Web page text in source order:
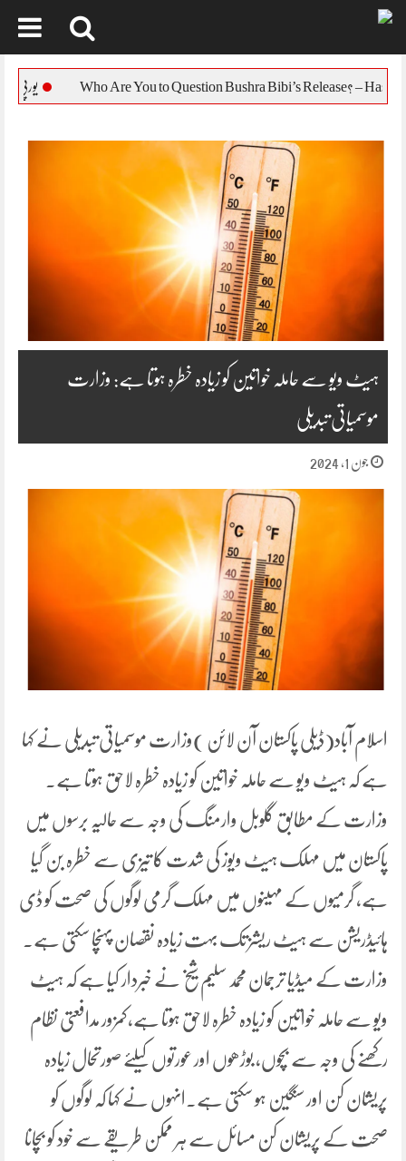
content
یورپی یونین کا بنگلہ
ہیٹ ویو سے حاملہ خواتین کو زیادہ خطرہ ہوتا ہے: وزارت
موسمیاتی تبدیلی
جون 1, 2024
اسلام آباد(ڈیلی پاکستان آن لائن )وزارت موسمیاتی تبدیلی نے کہا
ہے کہ ہیٹ ویو سے حاملہ خواتین کو زیادہ خطرہ لاحق ہوتا ہے۔
وزارت کے مطابق گلوبل وارمنگ کی وجہ سے حالیہ برسوں میں
پاکستان میں مہلک ہیٹ ویوز کی شدت کا تیزی سے خطرہ بن گیا
ہے، گرمیوں کے مہینوں میں مہلک گرمی لوگوں کی صحت کو ڈی
ہائیڈریشن سے ہیٹ ریشز تک بہت زیادہ نقصان پہنچا سکتی ہے۔
وزارت کے میڈیا ترجمان محمد سلیم شیخ نے خبردار کیا ہے کہ ہیٹ
ویو سے حاملہ خواتین کو زیادہ خطرہ لاحق ہوتا ہے،کمزور مدافعتی نظام
رکھنے کی وجہ سے بچوں، بوڑھوں اور عورتوں کیلئے صورتحال زیادہ
پریشان کن اور سنگین ہو سکتی ہے۔انہوں نے کہا کہ لوگوں کو
صحت کے پریشان کن مسائل سے ہر ممکن طریقے سے خود کو بچانا